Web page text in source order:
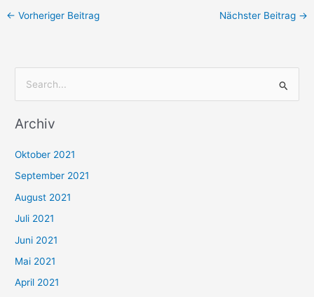
← Vorheriger Beitrag Nächster Beitrag →
c
n
n
a
c
h
:
Archiv
Oktober 2021
September 2021
August 2021
Juli 2021
Juni 2021
Mai 2021
April 2021